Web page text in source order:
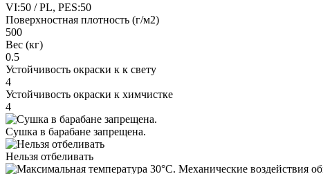
VI:50 / PL, PES:50
Поверхностная плотность (г/м2)
500
Вес (кг)
0.5
Устойчивость окраски к к свету
4
Устойчивость окраски к химчистке
4
Сушка в барабане запрещена.
Нельзя отбеливать